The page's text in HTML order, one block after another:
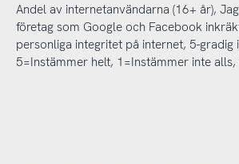
Andel av internetanvändarna (16+ år),
företag som Google och Facebook
personliga integritet på internet, 5-gradig
5=Instämmer helt, 1=Instämmer inte